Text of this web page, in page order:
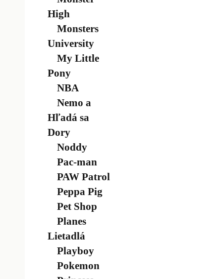
High
Monsters
University
My Little
Pony
NBA
Nemo a
Hľadá sa
Dory
Noddy
Pac-man
PAW Patrol
Peppa Pig
Pet Shop
Planes
Lietadlá
Playboy
Pokemon